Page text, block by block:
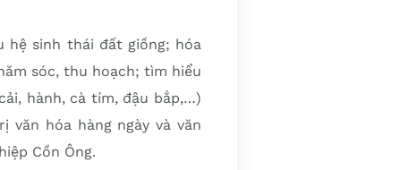
hệ sinh thái đất giồng; hóa
sóc, thu hoạch; tìm hiểu
hành, cà tím, đậu bắp,…)
văn hóa hàng ngày và văn
Cồn Ông.